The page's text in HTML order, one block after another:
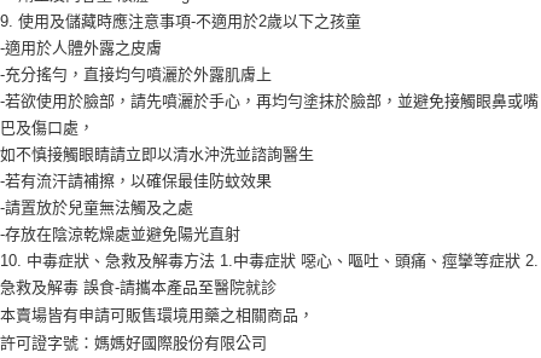
9. 使用及儲藏時應注意事項-不適用於2歲以下之孩童
-適用於人體外露之皮膚
-充分搖勻，直接均勻噴灑於外露肌膚上
-若欲使用於臉部，請先噴灑於手心，再均勻塗抹於臉部，並避免接觸眼鼻或嘴
巴及傷口處，
如不慎接觸眼睛請立即以清水沖洗並諮詢醫生
-若有流汗請補擦，以確保最佳防蚊效果
-請置放於兒童無法觸及之處
-存放在陰涼乾燥處並避免陽光直射
10. 中毒症狀、急救及解毒方法 1.中毒症狀 噁心、嘔吐、頭痛、痙攣等症狀 2.
急救及解毒 誤食-請攜本產品至醫院就診
本賣場皆有申請可販售環境用藥之相關商品，
許可證字號： 媽媽好國際股份有限公司